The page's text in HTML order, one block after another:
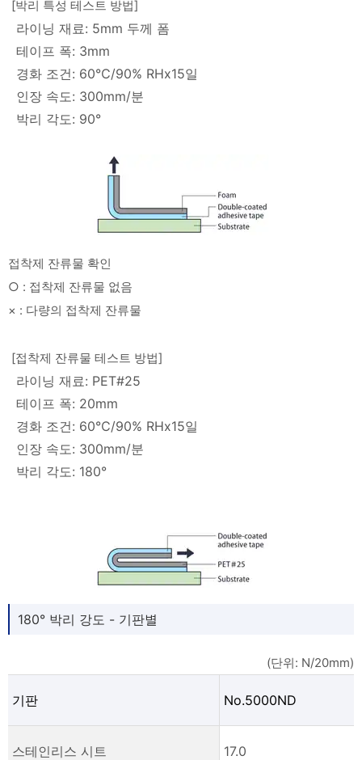
[박리 특성 테스트 방법]
라이닝 재료: 5mm 두께 폼
테이프 폭: 3mm
경화 조건: 60℃/90% RHx15일
인장 속도: 300mm/분
박리 각도: 90°
접착제 잔류물 확인
○ : 접착제 잔류물 없음
× : 다량의 접착제 잔류물
[접착제 잔류물 테스트 방법]
라이닝 재료: PET#25
테이프 폭: 20mm
경화 조건: 60℃/90% RHx15일
인장 속도: 300mm/분
박리 각도: 180°
180° 박리 강도 - 기판별
(단위: N/20mm)
기판 No.5000ND
스테인리스 시트 17.0